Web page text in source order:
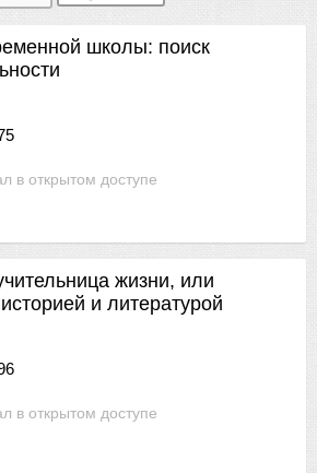
в открытом доступе
школы: поиск
в открытом доступе
жизни, или
и литературой